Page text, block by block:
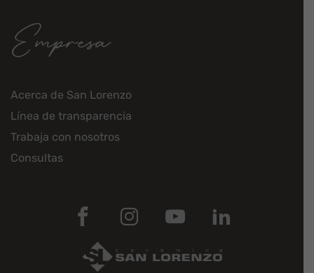
Empresa
Acerca de San Lorenzo
Línea de transparencia
Trabaja con nosotros
Consultas